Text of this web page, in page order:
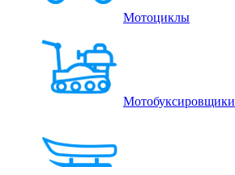
Мотоциклы
Мотобуксировщики